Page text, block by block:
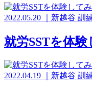
2022.05.20 新越谷 訓
就労SSTを体
2022.04.19 新越谷 訓